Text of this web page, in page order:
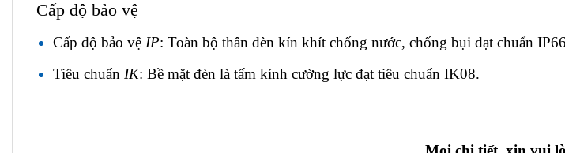
Cấp độ bảo vệ
Cấp độ bảo vệ IP: Toàn bộ thân đèn kín khít chống nước, chống bụi đạt chuẩn
Tiêu chuẩn IK: Bề mặt đèn là tấm kính cường lực đạt tiêu chuẩn IK08.